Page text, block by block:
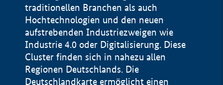
traditionellen Branchen als auch
Hochtechnologien und den neuen
aufstrebenden Industriezweigen wie
Industrie 4.0 oder Digitalisierung. Diese
Cluster finden sich in nahezu allen
Regionen Deutschlands. Die
Deutschlandkarte ermöglicht einen